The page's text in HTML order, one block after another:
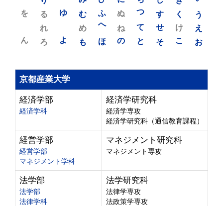
う
え
お
く
け
こ
す
せ
そ
つ
て
と
ぬ
ね
の
ふ
へ
ほ
む
め
も
ゆ
よ
る
れ
ろ
を
ん
京都産業大学
経済学部
経済学科
経済学研究科
経済学専攻
経済学研究科（通信教育課程）
経営学部
経営学部
マネジメント学科
マネジメント研究科
マネジメント専攻
法学部
法学部
法律学科
法学研究科
法律学専攻
法政策学専攻